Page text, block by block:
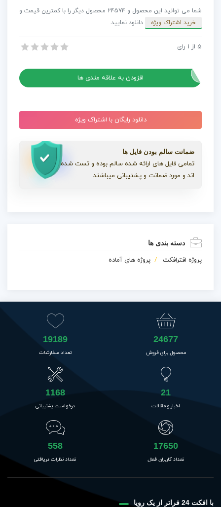
کاربردی
Pack
شما می توانید این محصول و 24574 محصول دیگر را با کمترین قیمت و
خرید اشتراک ویژه
دانلود نمایید.
پروژه افتر افکت 240 پوستر متحرک کاربردی Posters Pack
5 از 1 رای
افزودن به علاقه مندی ها
دانلود رایگان با اشتراک ویژه
ضمانت سالم بودن فایل ها
تمامی فایل های ارائه شده سالم بوده و تست شده
اند و مورد ضمانت و پشتیبانی میباشند
دسته بندی ها
پروژه افترافکت پروژه های آماده
24677
محصول برای فروش
19189
تعداد سفارشات
21
اخبار و مقالات
1168
درخواست پشتیبانی
17650
تعداد کاربران فعال
558
تعداد نظرات دریافتی
با افکت 24 فراتر از یک رویا